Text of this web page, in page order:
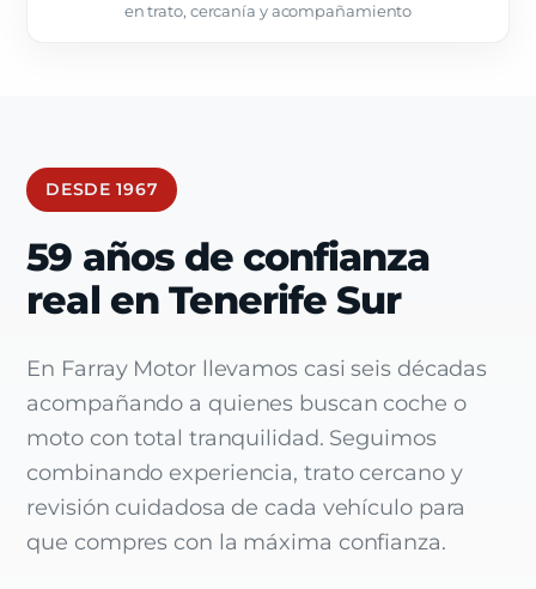
en trato, cercanía y acompañamiento
DESDE 1967
59 años de confianza
real en Tenerife Sur
En Farray Motor llevamos casi seis décadas
acompañando a quienes buscan coche o
moto con total tranquilidad. Seguimos
combinando experiencia, trato cercano y
revisión cuidadosa de cada vehículo para
que compres con la máxima confianza.